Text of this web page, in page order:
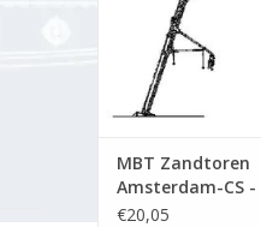
MBT Zandtoren
Amsterdam-CS -
Bouwtekening
€20,05